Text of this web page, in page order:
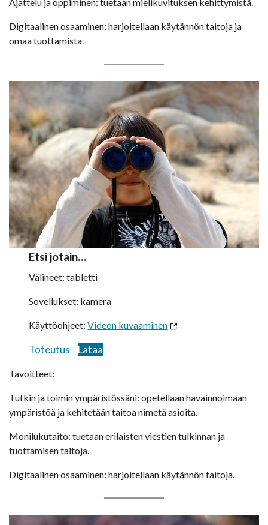
Digitaalinen osaaminen: harjoitellaan käytännön taitoja ja
omaa tuottamista.
Etsi jotain…
Välineet: tabletti
Sovellukset: kamera
Käyttöohjeet:Videon kuvaaminen
Toteutus Lataa
Tavoitteet:
Tutkin ja toimin ympäristössäni: opetellaan havainnoimaan
ympäristöä ja kehitetään taitoa nimetä asioita.
Monilukutaito: tuetaan erilaisten viestien tulkinnan ja
tuottamisen taitoja.
Digitaalinen osaaminen: harjoitellaan käytännön taitoja.